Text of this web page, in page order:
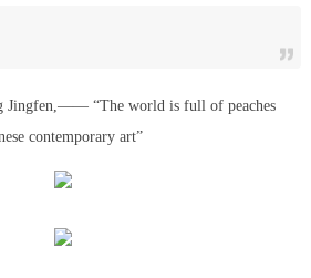
Jingfen,—— “The world is full of peaches
contemporary art”